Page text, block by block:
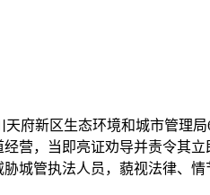
府新区生态环境和城市管理
营，当即亮证劝导并责令其
城管执法人员，藐视法律、